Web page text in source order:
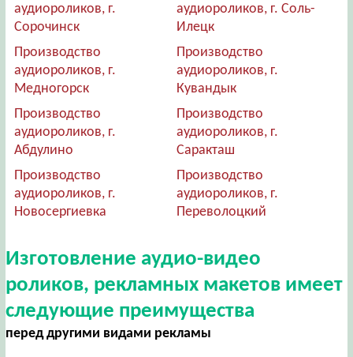
аудиороликов, г.
Сорочинск
аудиороликов, г. Соль-
Илецк
Производство
аудиороликов, г.
Медногорск
Производство
аудиороликов, г.
Кувандык
Производство
аудиороликов, г.
Абдулино
Производство
аудиороликов, г.
Саракташ
Производство
аудиороликов, г.
Новосергиевка
Производство
аудиороликов, г.
Переволоцкий
Изготовление аудио-видео
роликов, рекламных макетов имеет
следующие преимущества
перед другими видами рекламы